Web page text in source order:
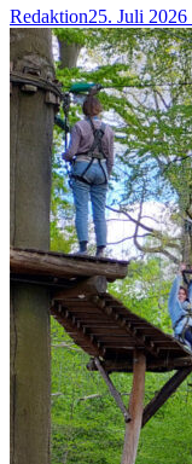
Redaktion25. Juli 2026